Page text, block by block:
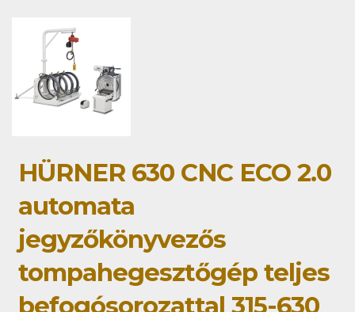
HÜRNER 630 CNC ECO 2.0
automata
jegyzőkönyvezős
tompahegesztőgép teljes
befogósorozattal 315-630